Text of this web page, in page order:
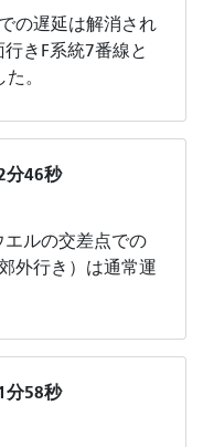
の遅延は解消され
きF系統7番線と
。
分46秒
ルの交差点での
外行き）は通常運
分58秒